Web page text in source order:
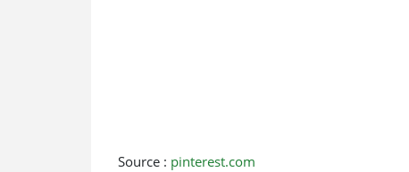
Source : pinterest.com